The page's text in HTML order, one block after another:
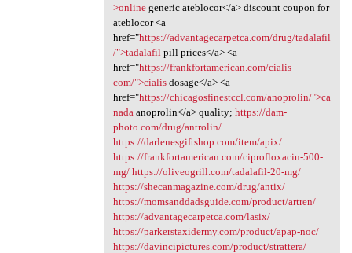
>onlinegeneric ateblocor</a> discount coupon for
ateblocor <a
href="https://advantagecarpetca.com/drug/tadalafil
/">tadalafil pill prices</a> <a
href="https://frankfortamerican.com/cialis-
com/">cialisdosage</a> <a
href="https://chicagosfinestccl.com/anoprolin/">ca
nada anoprolin</a> quality; https://dam-
photo.com/drug/antrolin/
https://darlenesgiftshop.com/item/apix/
https://frankfortamerican.com/ciprofloxacin-500-
mg/ https://oliveogrill.com/tadalafil-20-mg/
https://shecanmagazine.com/drug/antix/
https://momsanddadsguide.com/product/artren/
https://advantagecarpetca.com/lasix/
https://parkerstaxidermy.com/product/apap-noc/
https://davincipictures.com/product/strattera/